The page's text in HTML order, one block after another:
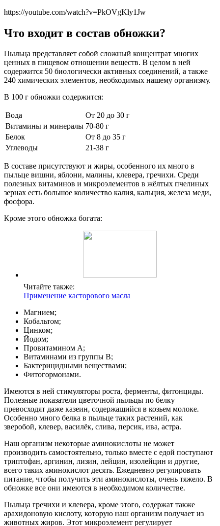
https://youtube.com/watch?v=PkOVgKly1Jw
Что входит в состав обножки?
Пыльца представляет собой сложный концентрат многих
ценных в пищевом отношении веществ. В целом в ней
содержится 50 биологически активных соединений, а также
240 химических элементов, необходимых нашему организму.
В 100 г обножки содержится:
Вода
От 20 до 30 г
Витамины и минералы 70-80 г
Белок
От 8 до 35 г
Углеводы
21-38 г
В составе присутствуют и жиры, особенного их много в
пыльце вишни, яблони, малины, клевера, гречихи. Среди
полезных витаминов и микроэлементов в жёлтых пчелиных
зернах есть большое количество калия, кальция, железа меди,
фосфора.
Кроме этого обножка богата:
Читайте также:
Применение касторового масла
Магнием;
Кобальтом;
Цинком;
Йодом;
Провитамином А;
Витаминами из группы В;
Бактерицидными веществами;
Фитогормонами.
Имеются в ней стимуляторы роста, ферменты, фитонциды.
Полезные показатели цветочной пыльцы по белку
превосходят даже казеин, содержащийся в козьем молоке.
Особенно много белка в пыльце таких растений, как
зверобой, клевер, василёк, слива, персик, ива, астра.
Наш организм некоторые аминокислоты не может
производить самостоятельно, только вместе с едой поступают
триптофан, аргинин, лизин, лейцин, изолейцин и другие,
всего таких аминокислот десять. Ежедневно регулировать
питание, чтобы получить эти аминокислоты, очень тяжело. В
обножке все они имеются в необходимом количестве.
Пыльца гречихи и клевера, кроме этого, содержат также
арахидоновую кислоту, которую наш организм получает из
животных жиров. Этот микроэлемент регулирует